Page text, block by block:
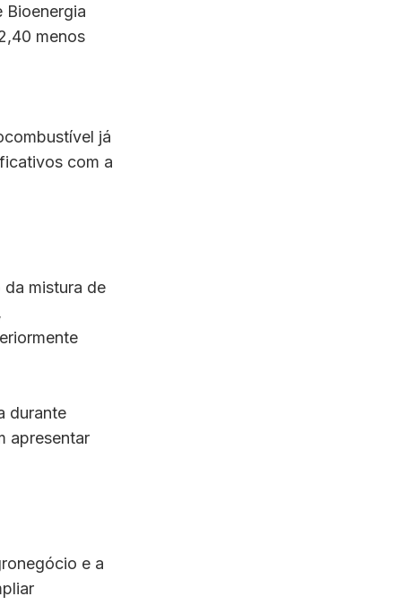
Bioenergia
menos
já
com a
mistura de
durante
apresentar
e a